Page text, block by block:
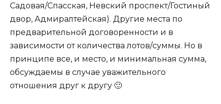
Садовая/Спасская, Невский проспект/Гостиный
двор, Адмиралтейская). Другие места по
предварительной договоренности и в
зависимости от количества лотов/суммы. Но в
принципе все, и место, и минимальная сумма,
обсуждаемы в случае уважительного
отношения друг к другу 🙂